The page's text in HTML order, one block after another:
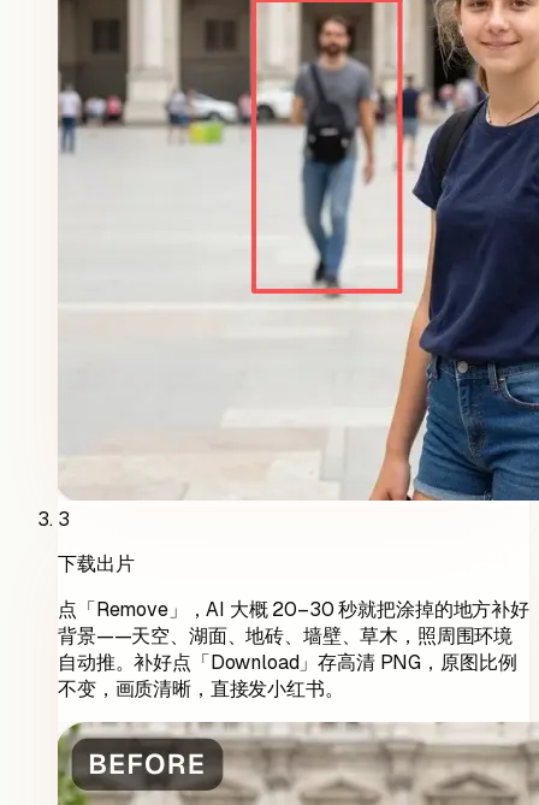
3
下载出片
点「Remove」，AI 大概 20–30 秒就把涂掉的地方补好
背景——天空、湖面、地砖、墙壁、草木，照周围环境
自动推。补好点「Download」存高清 PNG，原图比例
不变，画质清晰，直接发小红书。